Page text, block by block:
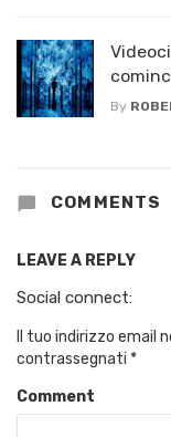
By
COMMENTS
LEAVE A REPLY
Social connect:
Il tuo indirizzo email
contrassegnati *
Comment